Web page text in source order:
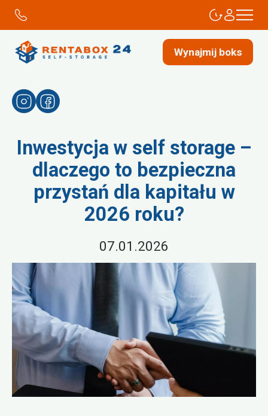
Wynajmij boks
Inwestycja w self storage –
dlaczego to bezpieczna
przystań dla kapitału w
2026 roku?
07.01.2026